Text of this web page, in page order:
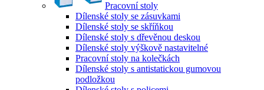
Pracovní stoly
Dílenské stoly se zásuvkami
Dílenské stoly se skříňkou
Dílenské stoly s dřevěnou deskou
Dílenské stoly výškově nastavitelné
Pracovní stoly na kolečkách
Dílenské stoly s antistatickou gumovou
podložkou